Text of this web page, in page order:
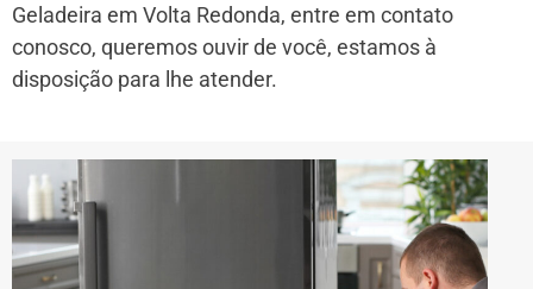
Geladeira em Volta Redonda, entre em contato
conosco, queremos ouvir de você, estamos à
disposição para lhe atender.